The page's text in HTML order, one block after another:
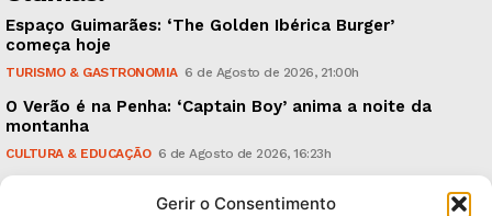
Gerir o Consentimento
Espaço Guimarães: ‘The Golden Ibérica Burger’
começa hoje
TURISMO & GASTRONOMIA 6 de Agosto de 2026, 21:00h
O Verão é na Penha: ‘Captain Boy’ anima a noite da
montanha
CULTURA & EDUCAÇÃO 6 de Agosto de 2026, 16:23h
em causa”, garante Ricardo Araújo